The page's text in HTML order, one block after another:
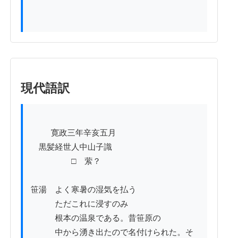
現代語訳
黒髪経世人中山子識
□　萦？
笹湯　よく寒暑の湿気を払う
ただこれに浸すのみ
根本の温泉である。昔笹原の
中から湧き出たので名付けられた。そ